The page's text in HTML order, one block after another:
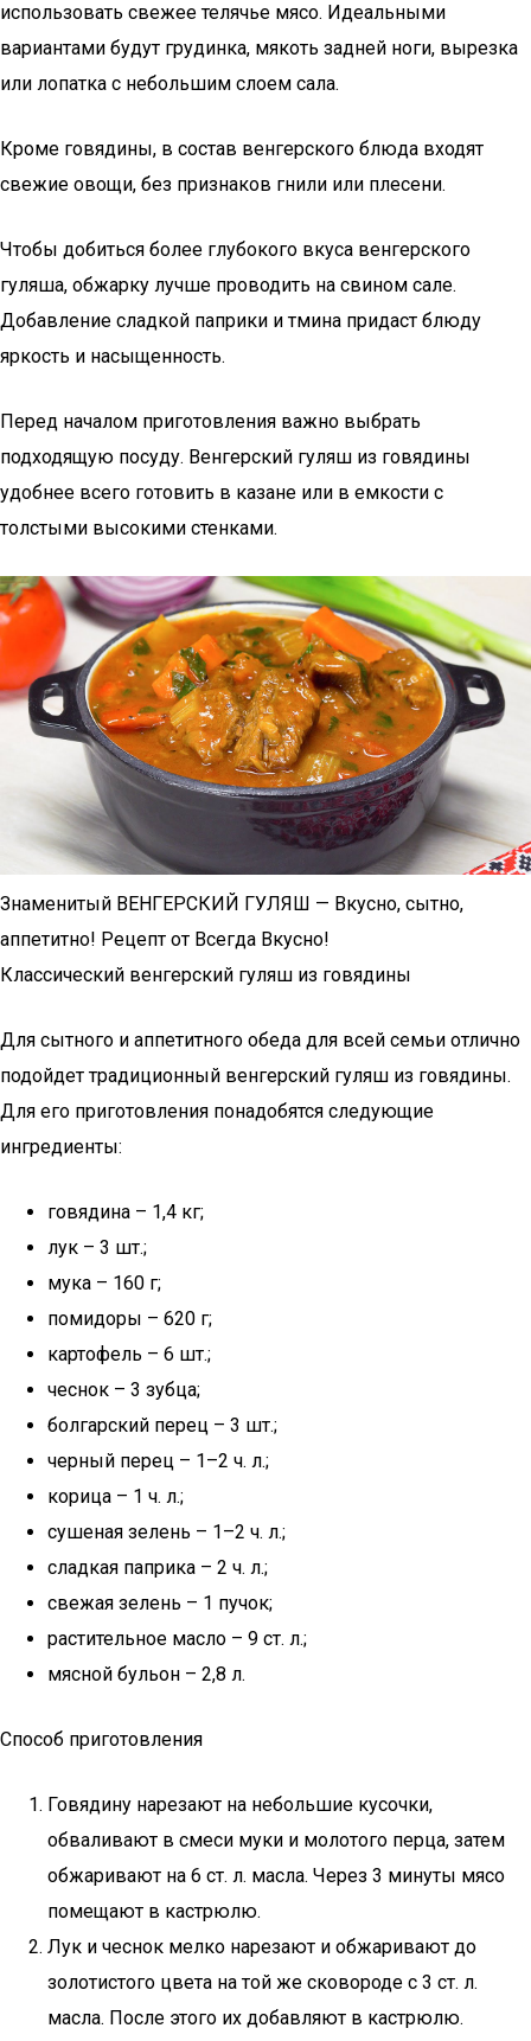
использовать свежее телячье мясо. Идеальными
вариантами будут грудинка, мякоть задней ноги, вырезка
или лопатка с небольшим слоем сала.
Кроме говядины, в состав венгерского блюда входят
свежие овощи, без признаков гнили или плесени.
Чтобы добиться более глубокого вкуса венгерского
гуляша, обжарку лучше проводить на свином сале.
Добавление сладкой паприки и тмина придаст блюду
яркость и насыщенность.
Перед началом приготовления важно выбрать
подходящую посуду. Венгерский гуляш из говядины
удобнее всего готовить в казане или в емкости с
толстыми высокими стенками.
Знаменитый ВЕНГЕРСКИЙ ГУЛЯШ — Вкусно, сытно,
аппетитно! Рецепт от Всегда Вкусно!
Классический венгерский гуляш из говядины
Для сытного и аппетитного обеда для всей семьи отлично
подойдет традиционный венгерский гуляш из говядины.
Для его приготовления понадобятся следующие
ингредиенты:
говядина – 1,4 кг;
лук – 3 шт.;
мука – 160 г;
помидоры – 620 г;
картофель – 6 шт.;
чеснок – 3 зубца;
болгарский перец – 3 шт.;
черный перец – 1–2 ч. л.;
корица – 1 ч. л.;
сушеная зелень – 1–2 ч. л.;
сладкая паприка – 2 ч. л.;
свежая зелень – 1 пучок;
растительное масло – 9 ст. л.;
мясной бульон – 2,8 л.
Способ приготовления
Говядину нарезают на небольшие кусочки,
обваливают в смеси муки и молотого перца, затем
обжаривают на 6 ст. л. масла. Через 3 минуты мясо
помещают в кастрюлю.
Лук и чеснок мелко нарезают и обжаривают до
золотистого цвета на той же сковороде с 3 ст. л.
масла. После этого их добавляют в кастрюлю.